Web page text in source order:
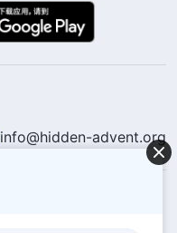
info@hidden-advent.org